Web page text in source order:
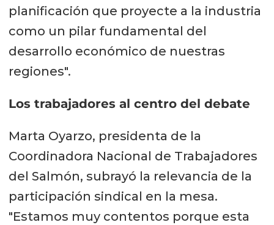
planificación que proyecte a la industria
como un pilar fundamental del
desarrollo económico de nuestras
regiones".
Los trabajadores al centro del debate
Marta Oyarzo, presidenta de la
Coordinadora Nacional de Trabajadores
del Salmón, subrayó la relevancia de la
participación sindical en la mesa.
"Estamos muy contentos porque esta